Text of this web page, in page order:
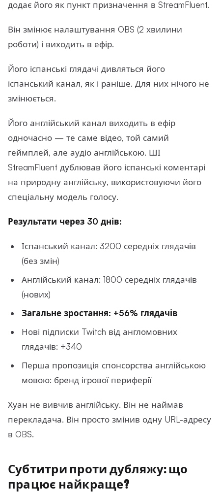
додає його як пункт призначення в StreamFluent.
Він змінює налаштування OBS (2 хвилини
роботи) і виходить в ефір.
Його іспанські глядачі дивляться його
іспанський канал, як і раніше. Для них нічого не
змінюється.
Його англійський канал виходить в ефір
одночасно — те саме відео, той самий
геймплей, але аудіо англійською. ШІ
StreamFluent дублював його іспанські коментарі
на природну англійську, використовуючи його
спеціальну модель голосу.
Результати через 30 днів:
Іспанський канал: 3200 середніх глядачів
(без змін)
Англійський канал: 1800 середніх глядачів
(нових)
Загальне зростання: +56% глядачів
Нові підписки Twitch від англомовних
глядачів: +340
Перша пропозиція спонсорства англійською
мовою: бренд ігрової периферії
Хуан не вивчив англійську. Він не наймав
перекладача. Він просто змінив одну URL-адресу
в OBS.
Субтитри проти дубляжу: що
працює найкраще?